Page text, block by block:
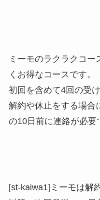
ミーモのラクラクコー
くお得なコースです。
初回を含めて4回の受
解約や休止をする場合
の10日前に連絡が必要
[st-kaiwa1]ミーモは解